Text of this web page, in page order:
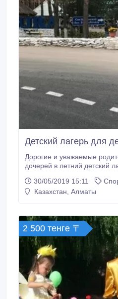
Детский лагерь для
Дорогие и уважаемые
дочерей в летний детский
развития и отдыха. Хотите, чтобы ваша дочь стала
настоящей леди , чтобы она умела показать себя в
знала правила этикета от и
30/05/2019 15:11
Казахстан, Алматы
2 500 тенге 〒